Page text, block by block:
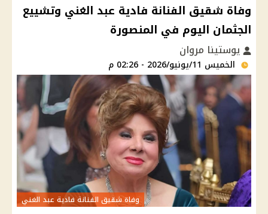
وفاة شقيق الفنانة فادية عبد الغني وتشييع
الجثمان اليوم في المنصورة
يوستينا مروان
الخميس 11/يونيو/2026 - 02:26 م
وفاة شقيق الفنانة فادية عبد الغني